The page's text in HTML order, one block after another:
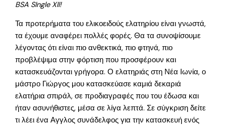
BSA SIngle XII!
Τα προτερήματα του ελικοειδούς ελατηρίου είναι γνωστά,
τα έχουμε αναφέρει πολλές φορές. Θα τα συνοψίσουμε
λέγοντας ότι είναι πιο ανθεκτικά, πιο φτηνά, πιο
προβλέψιμα στην φόρτιση που προσφέρουν και
κατασκευάζονται γρήγορα. Ο ελατηριάς στη Νέα Ιωνία, ο
μάστρο Γιώργος μου κατασκεύασε καμιά δεκαριά
ελατήρια σπιράλ, σε προδιαγραφές που του έδωσα και
ήταν ασυνήθιστες, μέσα σε λίγα λεπτά. Σε σύγκριση δείτε
τι λέει ένα Αγγλος συνάδελφος για την κατασκευή ενός